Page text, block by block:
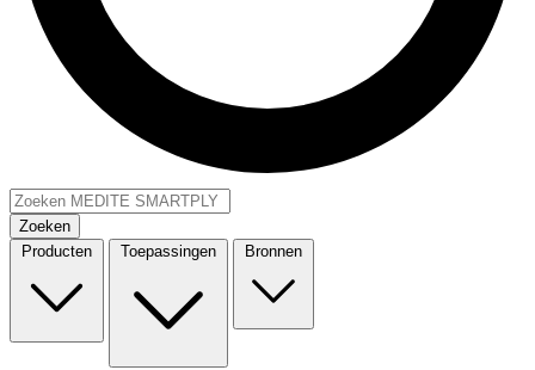
Zoeken
Producten
Toepassingen Bronnen